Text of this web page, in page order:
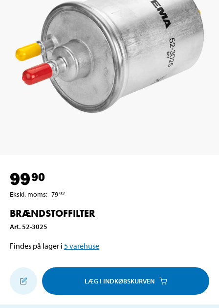
9990
Ekskl. moms: 7992
BRÆNDSTOFFILTER
Art. 52-3025
Findes på lager i 5varehuse
LÆG I INDKØBSKURVEN